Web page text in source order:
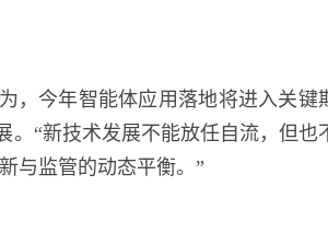
，今年智能体应用落地将进入关键
“新技术发展不能放任自流，但也
与监管的动态平衡。”